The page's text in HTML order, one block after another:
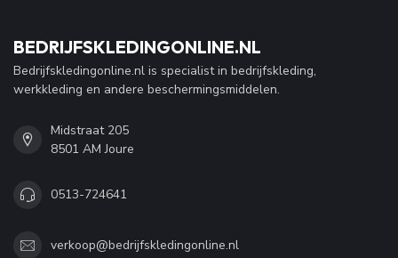
BEDRIJFSKLEDINGONLINE.NL
Bedrijfskledingonline.nl is specialist in bedrijfskleding,
werkkleding en andere beschermingsmiddelen.
Midstraat 205
8501 AM Joure
0513-724641
verkoop@bedrijfskledingonline.nl